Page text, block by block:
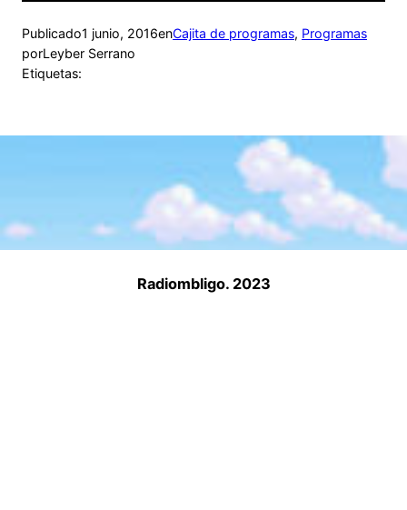
Publicado1 junio, 2016enCajita de programas, Programas
porLeyber Serrano
Etiquetas:
Radiombligo. 2023